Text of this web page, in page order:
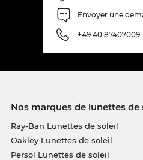
Envoyer une
+49 40 87407009
Nos marques de lunettes
Ray-Ban Lunettes de soleil
Oakley Lunettes de soleil
Persol Lunettes de soleil